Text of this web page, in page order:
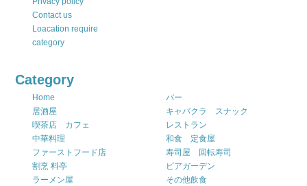
Contact us
Loacation require
category
Category
Home
バー
居酒屋
キャバクラ スナック
喫茶店 カフェ
レストラン
中華料理
和食 定食屋
ファーストフード店
寿司屋 回転寿司
割烹 料亭
ビアガーデン
ラーメン屋
その他飲食